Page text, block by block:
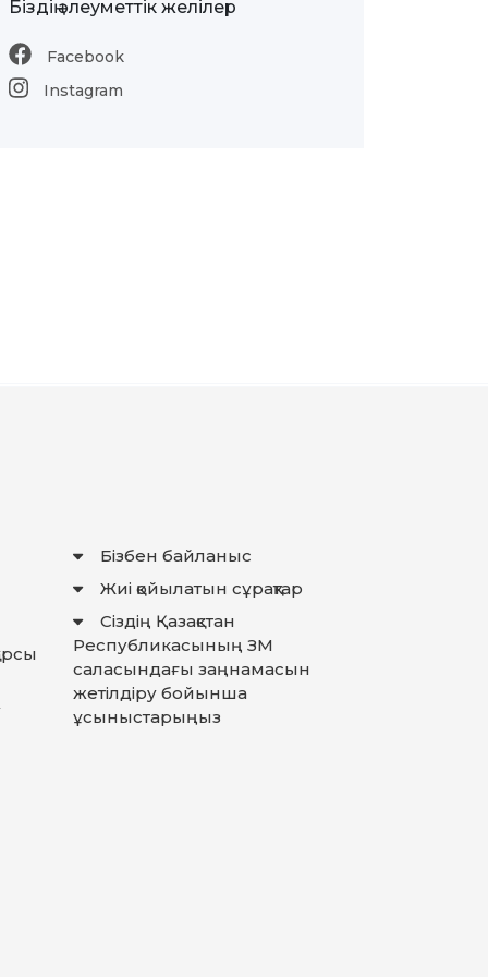
Біздің әлеуметтік желілер
Facebook
Instagram
Бізбен байланыс
Жиі қойылатын сұрақтар
Сіздің Қазақстан
Республикасының ЗМ
саласындағы заңнамасын
жетілдіру бойынша
ұсыныстарыңыз